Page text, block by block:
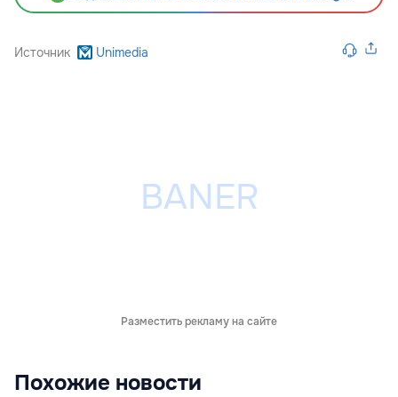
Источник Unimedia
Разместить рекламу на сайте
Похожие новости